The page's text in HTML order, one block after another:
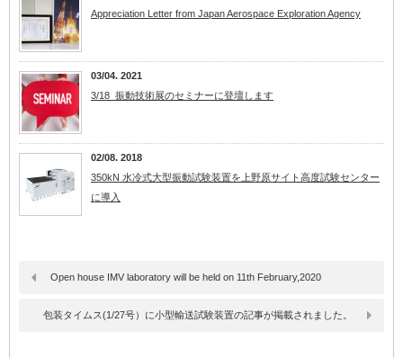
Appreciation Letter from Japan Aerospace Exploration Agency
03/04. 2021
3/18_振動技術展のセミナーに登壇します
02/08. 2018
350kN 水冷式大型振動試験装置を上野原サイト高度試験センター
に導入
Open house IMV laboratory will be held on 11th February,2020
包装タイムス(1/27号）に小型輸送試験装置の記事が掲載されました。